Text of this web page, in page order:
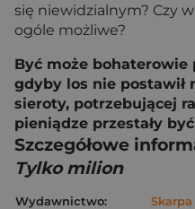
się niewidzialnym? Czy
ogóle możliwe?
Być może bohaterowie
gdyby los nie postawił
sieroty, potrzebującej
pieniądze przestały
Szczegółowe
Tylko milion
Wydawnictwo: